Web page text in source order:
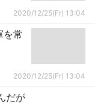
2020/12/25(Fr) 13:04
を常
2020/12/25(Fr) 13:04
だが